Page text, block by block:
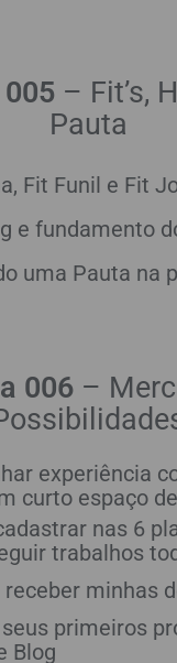
– Fit’s,
Pauta
Fit Funil e Fit
e fundamento
uma Pauta na
006–
experiência
curto espaço
nas 6
trabalhos
receber minhas
primeiros
Blog